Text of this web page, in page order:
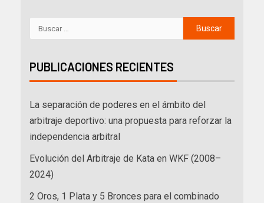
PUBLICACIONES RECIENTES
La separación de poderes en el ámbito del
arbitraje deportivo: una propuesta para reforzar la
independencia arbitral
Evolución del Arbitraje de Kata en WKF (2008–
2024)
2 Oros, 1 Plata y 5 Bronces para el combinado